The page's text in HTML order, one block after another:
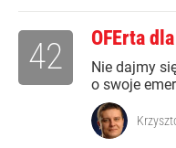
OFErta
Nie dajmy
o swoje
42